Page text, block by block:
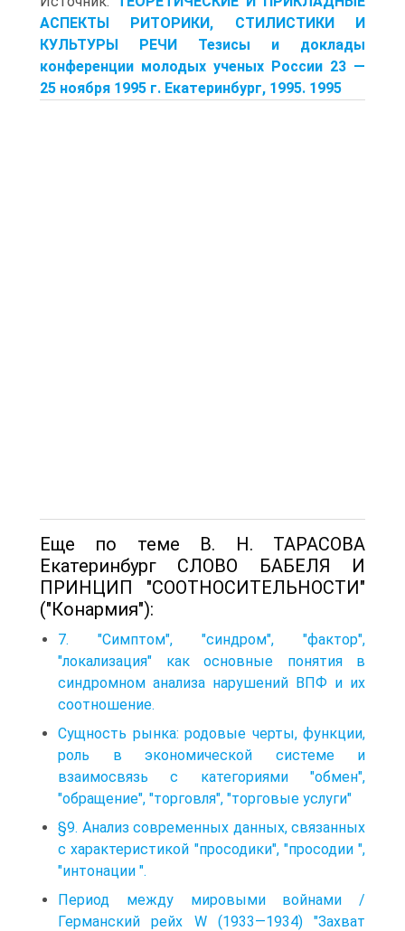
АСПЕКТЫ РИТОРИКИ, СТИЛИСТИКИ И
КУЛЬТУРЫ РЕЧИ Тезисы и доклады
конференции молодых ученых России 23 —
25 ноября 1995 г. Екатеринбург, 1995. 1995
Еще по теме В. Н. ТАРАСОВА
Екатеринбург СЛОВО БАБЕЛЯ И
ПРИНЦИП "СООТНОСИТЕЛЬНОСТИ"
("Конармия"):
7. "Симптом", "синдром", "фактор",
"локализация" как основные понятия в
синдромном анализа нарушений ВПФ и их
соотношение.
Сущность рынка: родовые черты, функции,
роль в экономической системе и
взаимосвязь с категориями "обмен",
"обращение", "торговля", "торговые услуги"
§9. Анализ современных данных, связанных
с характеристикой "просодики", "просодии ",
"интонации ".
Период между мировыми войнами /
Германский рейх W (1933—1934) "Захват